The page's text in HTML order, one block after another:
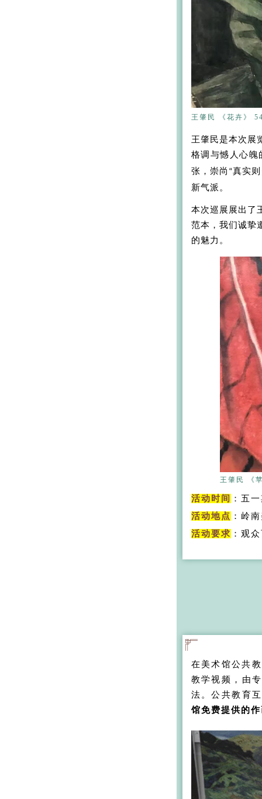
王肇民 《花卉》
王肇民是本次展
格调与憾人心魄
张，崇尚 “真实
新气派。
本次巡展展出了
范本，我们诚挚
的魅力。
王肇民 《
活动时间
：五
活动地点 ：岭
活动要求 ：观
在美术馆公共
教学视频，由
法。公共教育
馆免费提供的